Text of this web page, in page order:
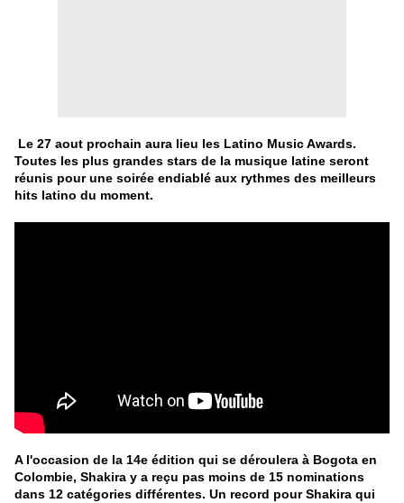
Le 27 aout prochain aura lieu les Latino Music Awards.
Toutes les plus grandes stars de la musique latine seront
réunis pour une soirée endiablé aux rythmes des meilleurs
hits latino du moment.
A l'occasion de la 14e édition qui se déroulera à Bogota en
Colombie, Shakira y a reçu pas moins de 15 nominations
dans 12 catégories différentes. Un record pour Shakira qui